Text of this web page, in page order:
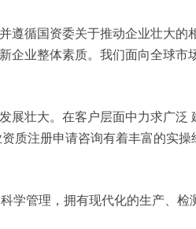
循国资委关于推动企业壮大
业整体素质。我们面向全球
壮大。在客户层面中力求广
质注册申请咨询有着丰富的实
学管理，拥有现代化的生产、